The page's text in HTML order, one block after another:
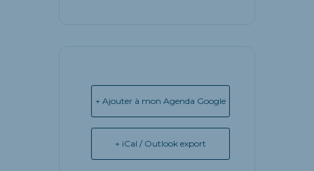
+ Ajouter à mon Agenda Google
+ iCal / Outlook export